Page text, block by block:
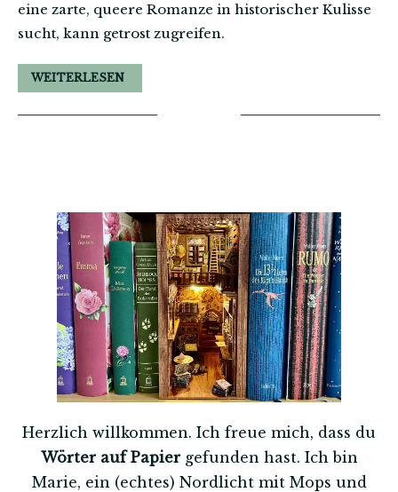
eine zarte, queere Romanze in historischer Kulisse
sucht, kann getrost zugreifen.
WEITERLESEN
Herzlich willkommen. Ich freue mich, dass du
Wörter auf Papiergefunden hast. Ich bin
Marie, ein (echtes) Nordlicht mit Mops und